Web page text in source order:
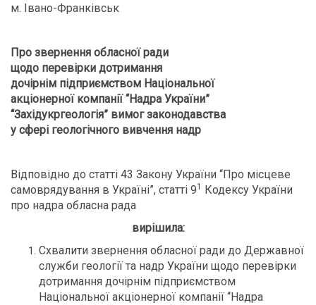
м. Івано-Франківськ
Про звернення обласної ради
щодо перевірки дотримання
дочірнім підприємством Національної
акціонерної компанії “Надра України”
“Західукргеологія” вимог законодавства
у сфері геологічного вивчення надр
Відповідно до статті 43 Закону України “Про місцеве
самоврядування в Україні”, статті 91 Кодексу України
про надра обласна рада
вирішила:
Схвалити звернення обласної ради до Державної
служби геології та надр України щодо перевірки
дотримання дочірнім підприємством
Національної акціонерної компанії “Надра